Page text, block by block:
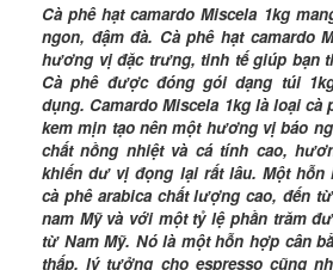
Chi nhánh:
Chi
Chủ TK:
Nguyễn
Số TK:
222 899
Ngân hàng Ngoại
Chi nhánh:
Chi
Chủ TK:
Nguyễn
Số TK:
1986 883
Cà phê hạt camardo Miscela 1kg
ngon, đậm đà. Cà phê hạt camardo
hương vị đặc trưng, tinh tế giúp bạn
Cà phê được đóng gói dạng túi
dụng. Camardo Miscela 1kg là loại
kem mịn tạo nên một hương vị báo
chất nồng nhiệt và cá tính cao,
khiến dư vị đọng lại rất lâu. Một
cà phê arabica chất lượng cao, đến
nam Mỹ và với một tỷ lệ phần trăm
từ Nam Mỹ. Nó là một hỗn hợp cân
thấp, lý tưởng cho espresso cũng